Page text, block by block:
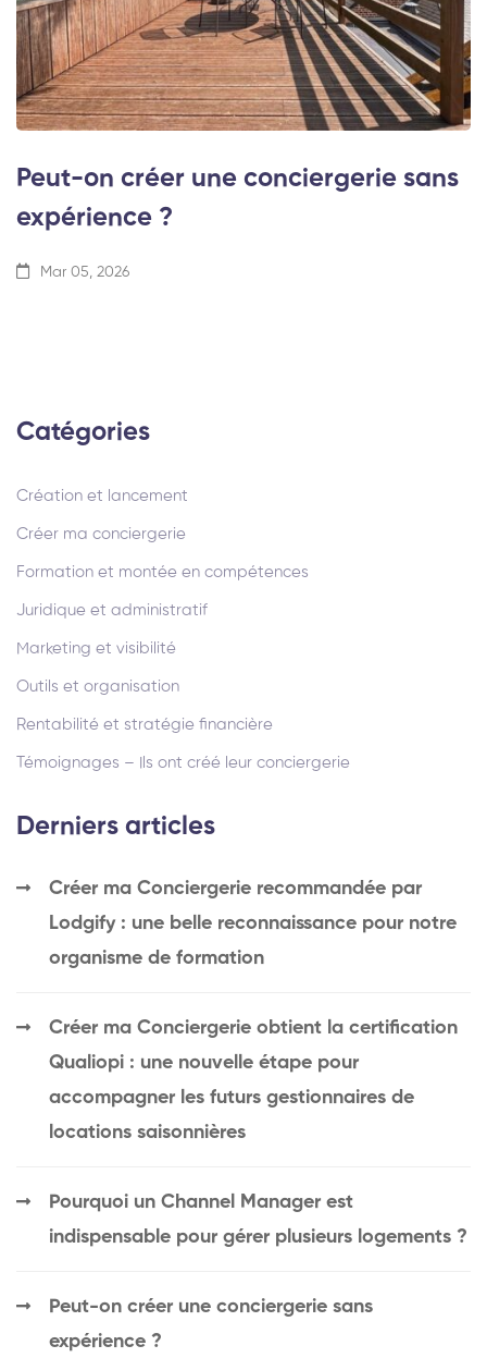
Peut-on créer une conciergerie sans
expérience ?
Mar 05, 2026
Catégories
Création et lancement
Créer ma conciergerie
Formation et montée en compétences
Juridique et administratif
Marketing et visibilité
Outils et organisation
Rentabilité et stratégie financière
Témoignages – Ils ont créé leur conciergerie
Derniers articles
Créer ma Conciergerie recommandée par
Lodgify : une belle reconnaissance pour notre
organisme de formation
Créer ma Conciergerie obtient la certification
Qualiopi : une nouvelle étape pour
accompagner les futurs gestionnaires de
locations saisonnières
Pourquoi un Channel Manager est
indispensable pour gérer plusieurs logements ?
Peut-on créer une conciergerie sans
expérience ?